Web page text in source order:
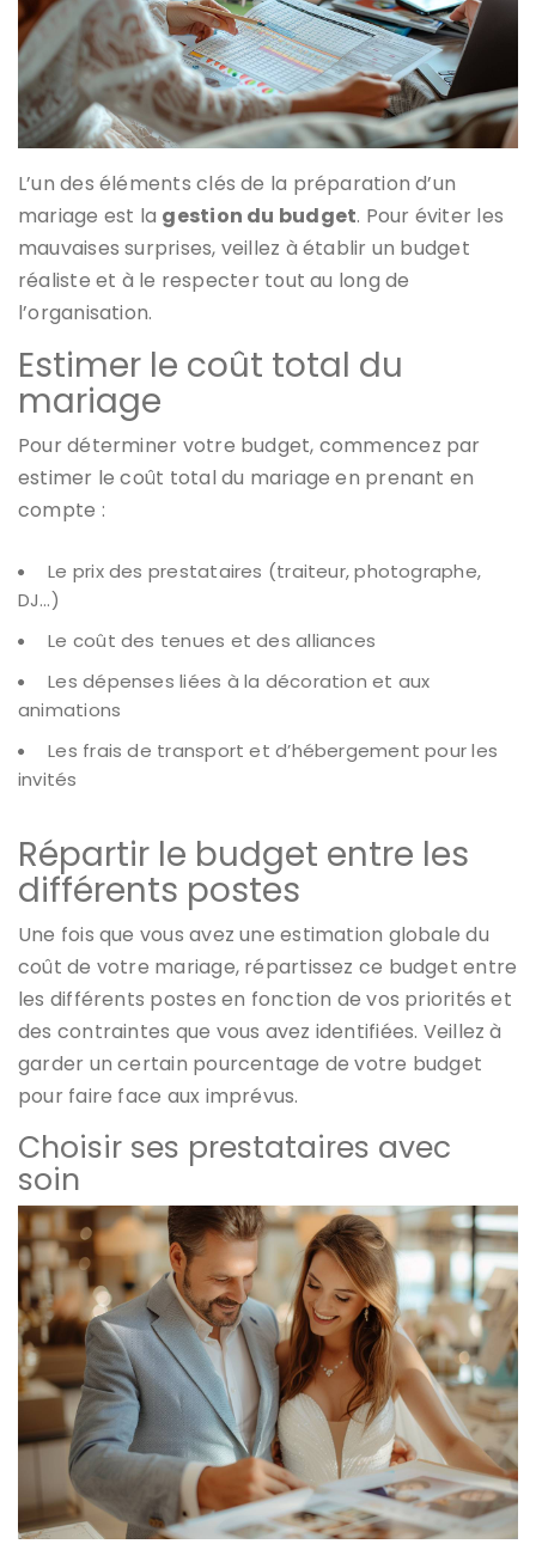
L’un des éléments clés de la préparation d’un
mariage est la gestion du budget. Pour éviter les
mauvaises surprises, veillez à établir un budget
réaliste et à le respecter tout au long de
l’organisation.
Estimer le coût total du
mariage
Pour déterminer votre budget, commencez par
estimer le coût total du mariage en prenant en
compte :
Le prix des prestataires (traiteur, photographe,
DJ…)
Le coût des tenues et des alliances
Les dépenses liées à la décoration et aux
animations
Les frais de transport et d’hébergement pour les
invités
Répartir le budget entre les
différents postes
Une fois que vous avez une estimation globale du
coût de votre mariage, répartissez ce budget entre
les différents postes en fonction de vos priorités et
des contraintes que vous avez identifiées. Veillez à
garder un certain pourcentage de votre budget
pour faire face aux imprévus.
Choisir ses prestataires avec
soin